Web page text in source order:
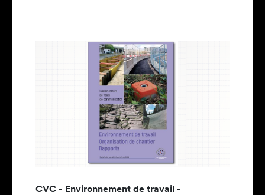
CVC - Environnement de travail -